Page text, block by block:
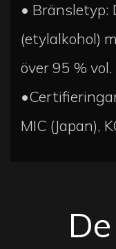
• Bränsletyp:
(etylalkohol)
över 95 % vol.
MIC (Japan),